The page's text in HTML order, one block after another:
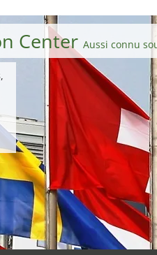
Center Aussi connu